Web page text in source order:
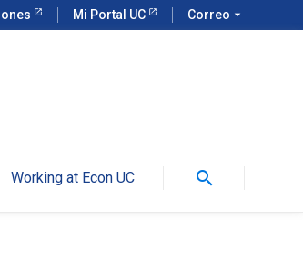
Mi Portal UC Correo arrow_drop_down
Working at Econ UC search